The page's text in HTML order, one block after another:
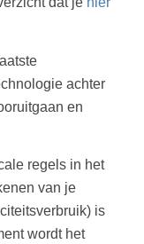
achter
en
regels in het
van je
is
wordt het